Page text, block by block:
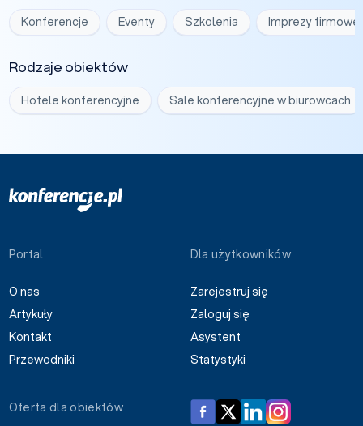
Konferencje Eventy Szkolenia Imprezy firmowe
Rodzaje obiektów
Hotele konferencyjne Sale konferencyjne w biurowcach
Portal
O nas
Artykuły
Kontakt
Przewodniki
Dla użytkowników
Zarejestruj się
Zaloguj się
Asystent
Statystyki
Oferta dla obiektów